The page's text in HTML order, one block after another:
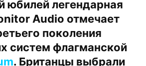
юбилей легендарная
Audio отмечает
поколения
систем флагманской
. Британцы выбрали